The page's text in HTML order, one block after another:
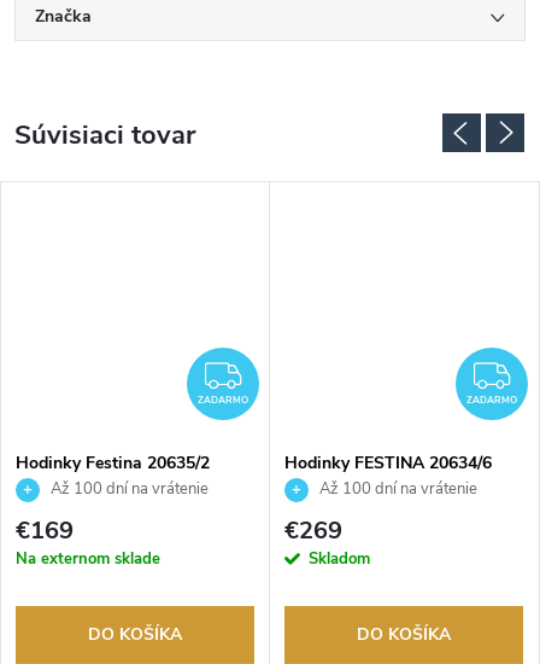
Značka
Súvisiaci tovar
ZADARMO
ZADARMO
Hodinky Festina 20635/2
Až 100 dní na vrátenie
tovaru. Autorizovaný predajca.
€169
Na externom sklade
DO KOŠÍKA
ZADARMO
Hodinky FESTINA 20634/6
Až 100 dní na vrátenie
tovaru. Autorizovaný predajca.
€269
Skladom
DO KOŠÍKA